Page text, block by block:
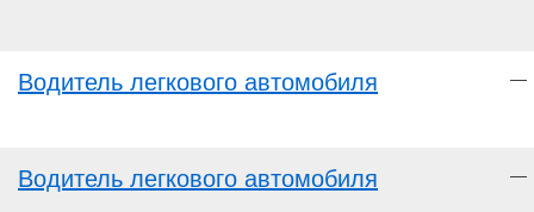
Водитель легкового автомобиля —
Водитель легкового автомобиля —